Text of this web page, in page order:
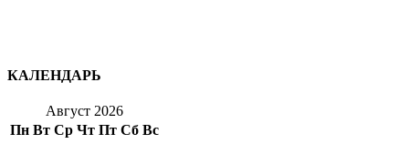
КАЛЕНДАРЬ
Август 2026
Пн Вт Ср Чт Пт Сб Вс